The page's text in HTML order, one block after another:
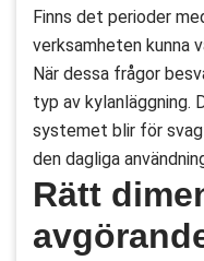
Finns det perioder
verksamheten kunna
När dessa frågor
typ av kylanläggning.
systemet blir för
den dagliga
Rätt